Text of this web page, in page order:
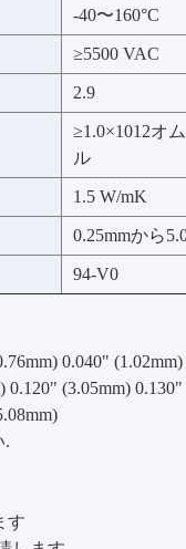
-40〜160°C
≥5500 VAC
2.9
≥1.0×1012オ
ル
1.5 W/mK
0.25mmから
94-V0
0.040"
(3.05mm)
.
す